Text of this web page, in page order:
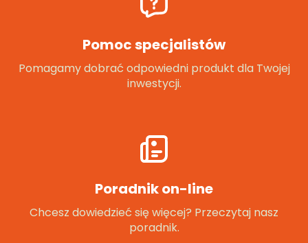
Pomoc specjalistów
Pomagamy dobrać odpowiedni produkt dla Twojej
inwestycji.
Poradnik on-line
Chcesz dowiedzieć się więcej? Przeczytaj nasz
poradnik.